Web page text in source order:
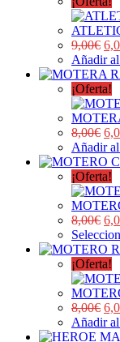
9,00€
Añadir
¡Oferta!
8,00€
Añadir
¡Oferta!
8,00€
¡Oferta!
8,00€
Añadir